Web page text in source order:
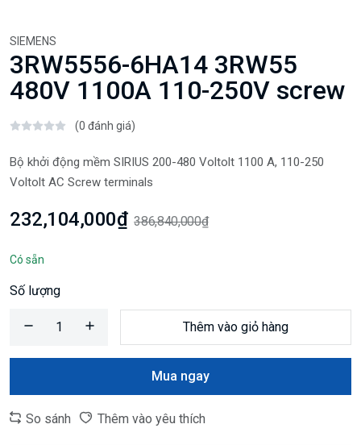
SIEMENS
3RW5556-6HA14 3RW55
480V 1100A 110-250V screw
(0 đánh giá)
Bộ khởi động mềm SIRIUS 200-480 Voltolt 1100 A, 110-250
Voltolt AC Screw terminals
232,104,000₫ 386,840,000₫
Có sẵn
Số lượng
Thêm vào giỏ hàng
Mua ngay
So sánh Thêm vào yêu thích